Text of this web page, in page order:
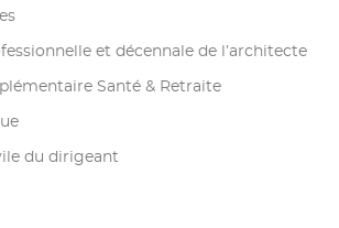
et décennale de l’architecte
Santé & Retraite
du dirigeant